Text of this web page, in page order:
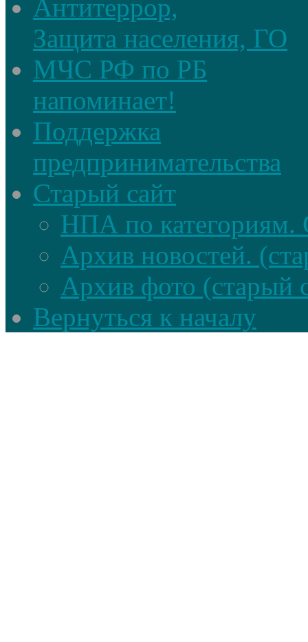
Антитеррор,
Защита населения, ГО
МЧС РФ по РБ
напоминает!
Поддержка
предпринимательства
Старый сайт
НПА по категориям.
Архив новостей.
Архив фото (старый
Вернуться к началу